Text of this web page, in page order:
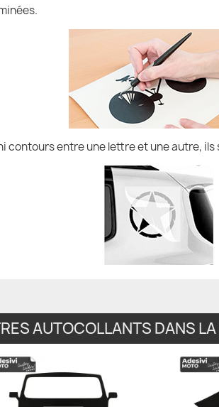
contours entre une lettre et une autre,
AUTOCOLLANTS DANS